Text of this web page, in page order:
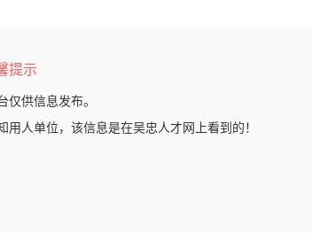
提示
仅供信息发布。
用人单位，该信息是在吴忠人才网上看到的！